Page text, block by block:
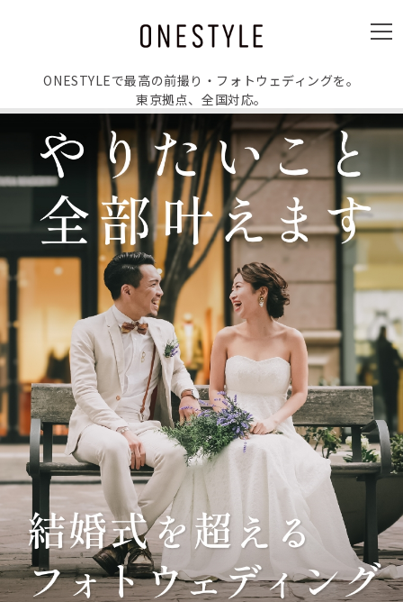
メ
ニ
ー
ONESTYLEで最高の前撮り・フォトウェディングを。
東京拠点、全国対応。